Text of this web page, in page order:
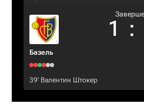
Базель
1 :
39‎’‎ Валентин Штокер